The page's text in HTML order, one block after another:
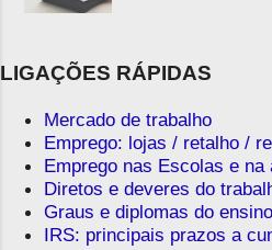
LIGAÇÕES RÁPIDAS
Mercado de trabalho
Emprego: lojas / retalho /
Emprego nas Escolas e na
Diretos e deveres do
Graus e diplomas do
IRS: principais prazos a